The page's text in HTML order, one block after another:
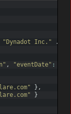
"Dynadot Inc." .
, "eventDate" :
} ,
}